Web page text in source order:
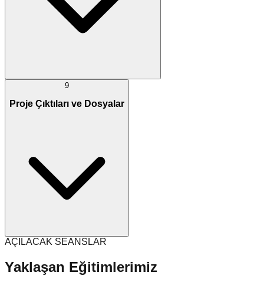
9
Proje Çıktıları ve Dosyalar
AÇILACAK SEANSLAR
Yaklaşan Eğitimlerimiz